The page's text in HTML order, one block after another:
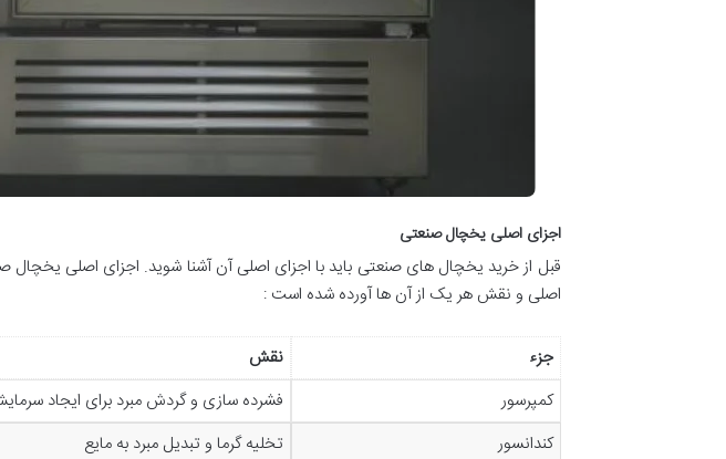
اجزای اصلی یخچال صنعتی
قبل از خرید یخچال های صنعتی باید با اجزای اصلی آن آشنا شوید. اجزای اصلی یخچال
اصلی و نقش هر یک از آن ها آورده شده است :
جزء
نقش
کمپرسور
فشرده سازی و گردش مبرد برای ایجاد
کندانسور
تخلیه گرما و تبدیل مبرد به مایع